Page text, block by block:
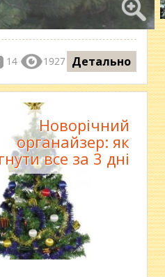
14 1927 Детально
Новорічний
органайзер: як
все за 3 дні